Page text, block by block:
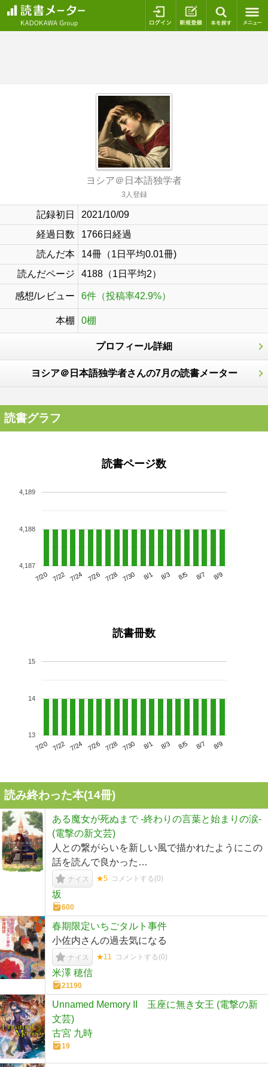
ログイン 新規登録
ヨシア＠日本語独学者
3人登録
記録初日
2021/10/09
経過日数
1766日経過
読んだ本
14冊（1日平均0.01冊)
読んだページ
4188（1日平均2）
感想/レビュー 6件（投稿率42.9%）
本棚 0棚
プロフィール詳細
ヨシア＠日本語独学者さんの7月の読書メーター
読書グラフ
読書ページ数
7/20 7/22 7/24 7/26 7/28 7/30 8/1 8/3 8/5 8/7 8/9
4,187
4,188
4,189
読書冊数
7/20 7/22 7/24 7/26 7/28 7/30 8/1 8/3 8/5 8/7 8/9
13
14
15
読み終わった本(14冊)
ある魔女が死ぬまで -終わりの言葉と始まりの涙-
(電撃の新文芸)
人との繋がらいを新しい風で描かれたようにこの
話を読んで良かった…
ナイス ★5 コメントする(0)
坂
600
春期限定いちごタルト事件
小佐内さんの過去気になる
ナイス ★11 コメントする(0)
米澤 穂信
21190
Unnamed Memory II 玉座に無き女王 (電撃の新
文芸)
古宮 九時
19